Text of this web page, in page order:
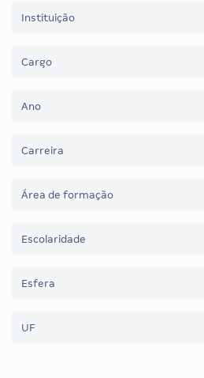
Instituição
Cargo
Ano
Carreira
Área de formação
Escolaridade
Esfera
UF